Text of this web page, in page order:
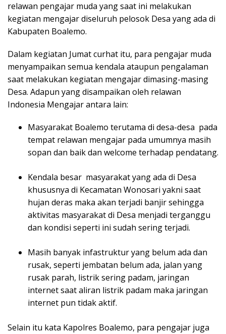
relawan pengajar muda yang saat ini melakukan
kegiatan mengajar diseluruh pelosok Desa yang ada di
Kabupaten Boalemo.
Dalam kegiatan Jumat curhat itu, para pengajar muda
menyampaikan semua kendala ataupun pengalaman
saat melakukan kegiatan mengajar dimasing-masing
Desa. Adapun yang disampaikan oleh relawan
Indonesia Mengajar antara lain:
Masyarakat Boalemo terutama di desa-desa pada
tempat relawan mengajar pada umumnya masih
sopan dan baik dan welcome terhadap pendatang.
Kendala besar masyarakat yang ada di Desa
khususnya di Kecamatan Wonosari yakni saat
hujan deras maka akan terjadi banjir sehingga
aktivitas masyarakat di Desa menjadi terganggu
dan kondisi seperti ini sudah sering terjadi.
Masih banyak infastruktur yang belum ada dan
rusak, seperti jembatan belum ada, jalan yang
rusak parah, listrik sering padam, jaringan
internet saat aliran listrik padam maka jaringan
internet pun tidak aktif.
Selain itu kata Kapolres Boalemo, para pengajar juga